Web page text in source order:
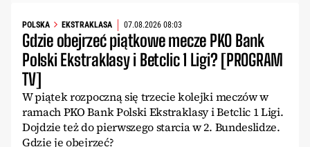
POLSKA EKSTRAKLASA 07.08.2026 08:03
Gdzie obejrzeć piątkowe mecze PKO Bank
Polski Ekstraklasy i Betclic 1 Ligi? [PROGRAM
TV]
W piątek rozpoczną się trzecie kolejki meczów w
ramach PKO Bank Polski Ekstraklasy i Betclic 1 Ligi.
Dojdzie też do pierwszego starcia w 2. Bundeslidze.
Gdzie je obejrzeć?